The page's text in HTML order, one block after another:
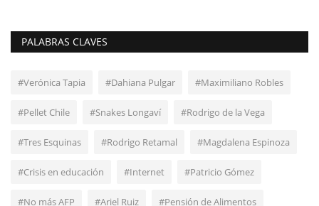
PALABRAS CLAVES
#Verónica Tapia #Dahiana Pulgar #Maximiliano Robles
#Pellet Chile #Snakes Longaví #Rodrigo de la Vega
#Tres Esquinas #Rodrigo Retamal #Magdalena Espinoza
#Crisis en educación #Internet #Patricio Gómez
#No más AFP #Ariel Ruiz #Pensión de Alimentos